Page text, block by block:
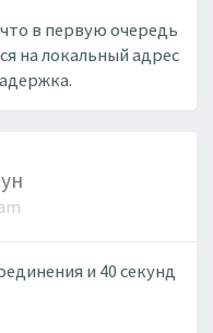
в первую очередь
на локальный адрес
и 40 секунд